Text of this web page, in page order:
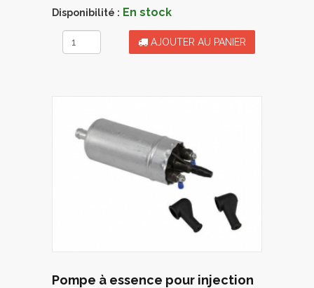
Disponibilité : En stock
AJOUTER AU PANIER
Pompe à essence pour injection